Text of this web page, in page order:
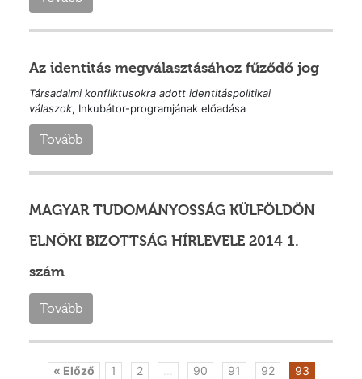
Az identitás megválasztásához fűződő jog
Társadalmi konfliktusokra adott identitáspolitikai
válaszok, Inkubátor-programjának előadása
Tovább
MAGYAR TUDOMÁNYOSSÁG KÜLFÖLDÖN
ELNÖKI BIZOTTSÁG HÍRLEVELE 2014 1.
szám
Tovább
« Előző 1 2 90 91 92 93